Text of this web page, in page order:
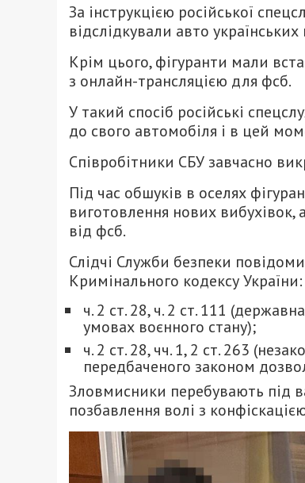
За інструкцією російської
відслідкували авто українських
Крім цього, фігуранти мали
з онлайн-трансляцією для фсб.
У такий спосіб російські
до свого автомобіля і в цей
Співробітники СБУ завчасно
Під час обшуків в оселях
виготовлення нових
від фсб.
Слідчі Служби безпеки
Кримінального кодексу України:
ч. 2 ст. 28, ч. 2 ст. 111
умовах воєнного стану);
ч. 2 ст. 28, чч. 1, 2 ст. 263
передбаченого законом
Зловмисники перебувають під
позбавлення волі з